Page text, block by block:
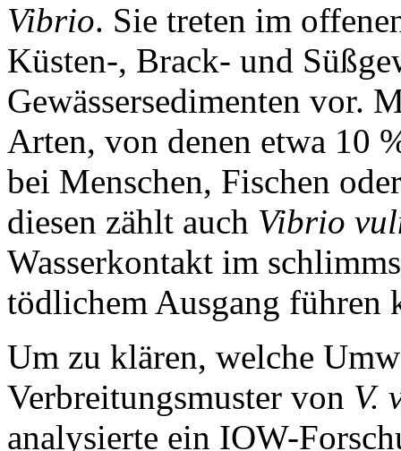
Vibrio. Sie treten im
Küsten-, Brack- und
Gewässersedimenten vor.
Arten, von denen etwa 10
bei Menschen, Fischen
diesen zählt auch Vibrio
Wasserkontakt im
tödlichem Ausgang führen
Um zu klären, welche
Verbreitungsmuster von V.
analysierte ein IOW-